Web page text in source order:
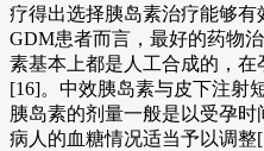
疗得出选择胰岛素治疗能够
GDM患者而言，最好的药物
素基本上都是人工合成的，
[16]。中效胰岛素与皮下注射
胰岛素的剂量一般是以受孕
病人的血糖情况适当予以调